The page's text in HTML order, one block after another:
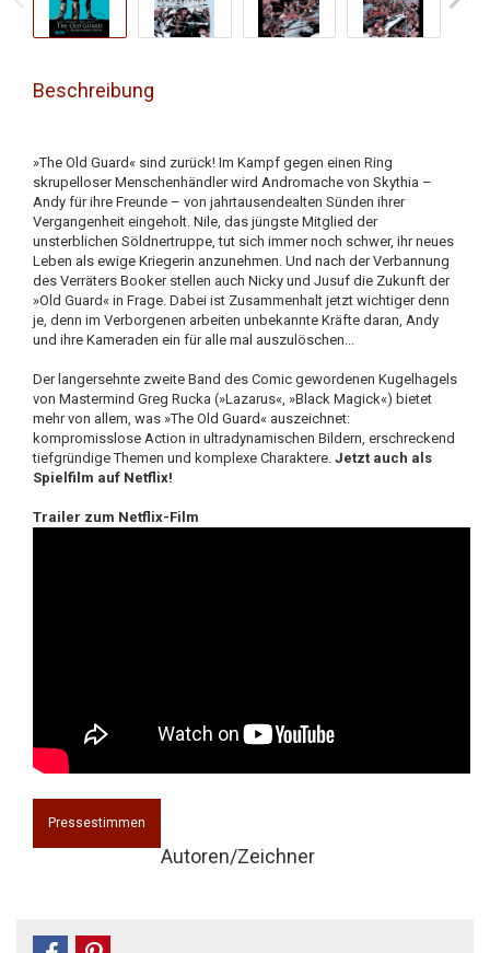
Beschreibung
»The Old Guard« sind zurück! Im Kampf gegen einen Ring
skrupelloser Menschenhändler wird Andromache von Skythia –
Andy für ihre Freunde – von jahrtausendealten Sünden ihrer
Vergangenheit eingeholt. Nile, das jüngste Mitglied der
unsterblichen Söldnertruppe, tut sich immer noch schwer, ihr neues
Leben als ewige Kriegerin anzunehmen. Und nach der Verbannung
des Verräters Booker stellen auch Nicky und Jusuf die Zukunft der
»Old Guard« in Frage. Dabei ist Zusammenhalt jetzt wichtiger denn
je, denn im Verborgenen arbeiten unbekannte Kräfte daran, Andy
und ihre Kameraden ein für alle mal auszulöschen...
Der langersehnte zweite Band des Comic gewordenen Kugelhagels
von Mastermind Greg Rucka (»Lazarus«, »Black Magick«) bietet
mehr von allem, was »The Old Guard« auszeichnet:
kompromisslose Action in ultradynamischen Bildern, erschreckend
tiefgründige Themen und komplexe Charaktere. Jetzt auch als
Spielfilm auf Netflix!
Trailer zum Netflix-Film
Pressestimmen
Autoren/Zeichner